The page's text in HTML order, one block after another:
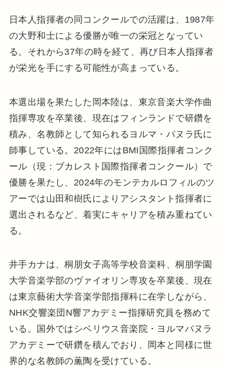
日本人指揮者の同コンクールでの活躍は、1987年
の大野和士による優勝が唯一の栄冠となってい
る。それから37年の時を経て、再び日本人指揮者
が栄光を手にする可能性が高まっている。
本選出場を果たした岡本陸は、東京音楽大学作曲
指揮専攻を卒業後、現在はフィンランドで研鑽を
積み、名教師として知られるヨルマ・パヌラ氏に
師事している。2022年にはBMI国際指揮者コンク
ール（現：ブカレスト国際指揮者コンクール）で
優勝を果たし、2024年のモンテカルロフィルのツ
アーでは山田和樹氏によりアシスタント指揮者に
選出されるなど、着実にキャリアを積み重ねてい
る。
井手カナは、桐朋女子高等学校音楽科、桐朋学園
大学音楽学部のヴァイオリン専攻を卒業後、現在
は東京藝術大学音楽学部指揮科に在学しながら、
NHK交響楽団N響アカデミー指揮研究員を務めて
いる。国外ではシベリウス音楽院・ヨルマパヌラ
アカデミーで研鑽を積んでおり、岡本と同様に世
界的な名教師の薫陶を受けている。